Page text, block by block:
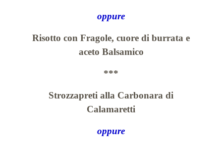
oppure
Risotto con Fragole, cuore di burrata e
aceto Balsamico
***
Strozzapreti alla Carbonara di
Calamaretti
oppure